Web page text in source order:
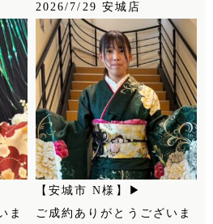
ま
2026/7/29 安城店
【安城市 N様】▶
ご成約ありがとうございま